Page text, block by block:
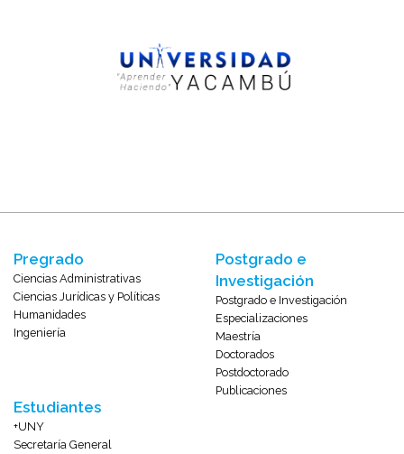
Pregrado
Ciencias Administrativas
Ciencias Jurídicas y Políticas
Humanidades
Ingeniería
Estudiantes
+UNY
Secretaría General
Postgrado e
Investigación
Postgrado e Investigación
Especializaciones
Maestría
Doctorados
Postdoctorado
Publicaciones